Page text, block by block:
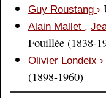
Guy Roustang ›
Alain Mallet ,
Fouillée (1838-
Olivier Londeix ›
(1898-1960)